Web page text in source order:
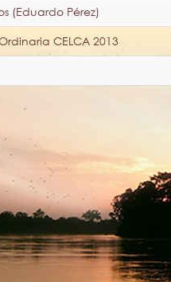
(Eduardo Pérez)
CELCA 2013